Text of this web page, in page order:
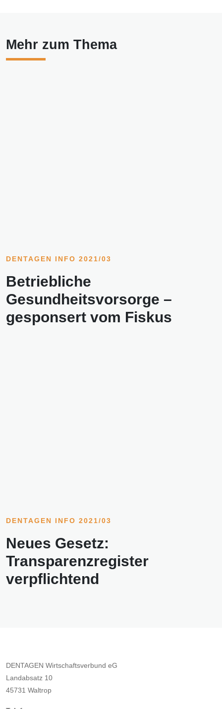
Mehr zum Thema
DENTAGEN INFO 2021/03
Betriebliche
Gesundheitsvorsorge –
gesponsert vom Fiskus
DENTAGEN INFO 2021/03
Neues Gesetz:
Transparenzregister
verpflichtend
DENTAGEN Wirtschaftsverbund eG
Landabsatz 10
45731 Waltrop